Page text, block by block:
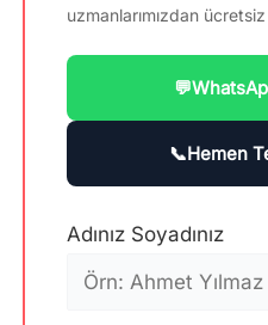
uzmanlarımızdan
💬
📞Hemen
Adınız Soyadınız